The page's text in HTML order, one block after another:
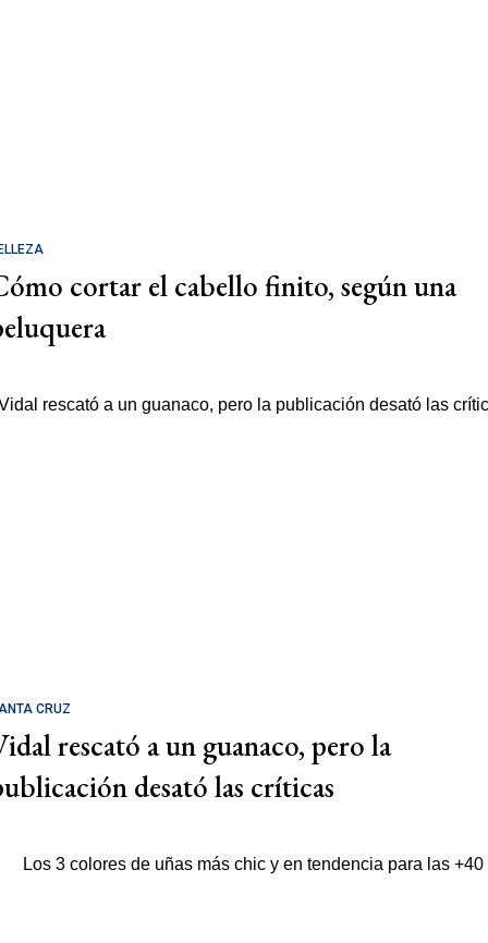
cortar el cabello finito, según una
CRUZ
rescató a un guanaco, pero la
desató las críticas